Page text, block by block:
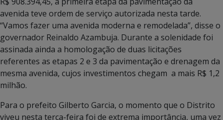
avenida teve ordem de serviço autorizada nesta tarde.
“Vamos fazer uma avenida moderna e remodelada”, disse o
governador Reinaldo Azambuja. Durante a solenidade foi
assinada ainda a homologação de duas licitações
referentes as etapas 2 e 3 da pavimentação e drenagem da
mesma avenida, cujos investimentos chegam a mais R$ 1,2
milhão.
Para o prefeito Gilberto Garcia, o momento que o Distrito
viveu nesta terça-feira foi de extrema importância, uma vez